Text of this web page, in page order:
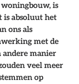
is
is absoluut het
ons als
met de
andere manier
veel meer
op